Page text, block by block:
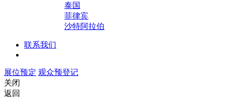
泰国
菲律宾
沙特阿拉伯
联系我们
展位预定 观众预登记
关闭
返回